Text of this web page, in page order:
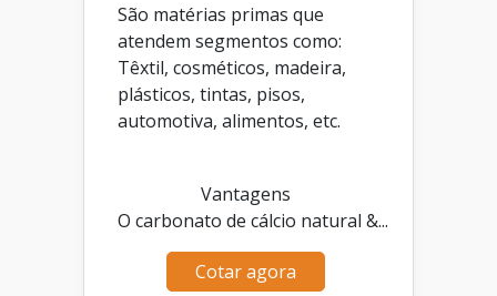
São matérias primas que
atendem segmentos como:
Têxtil, cosméticos, madeira,
plásticos, tintas, pisos,
automotiva, alimentos, etc.
Vantagens
O carbonato de cálcio natural &...
Cotar agora